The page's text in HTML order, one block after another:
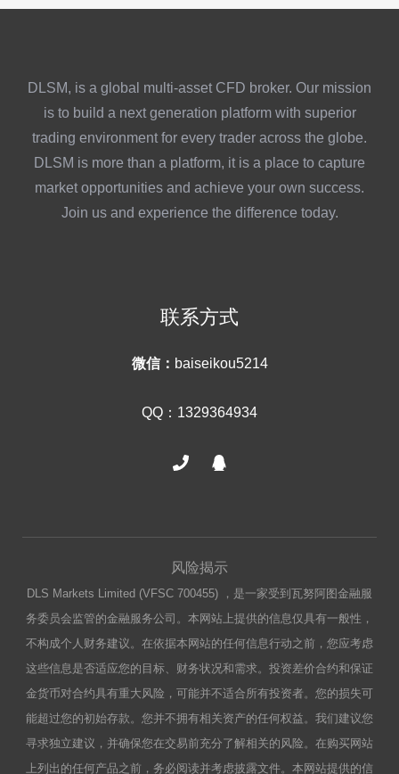
DLSM, is a global multi-asset CFD broker. Our mission
is to build a next generation platform with superior
trading environment for every trader across the globe.
DLSM is more than a platform, it is a place to capture
market opportunities and achieve your own success.
Join us and experience the difference today.
联系方式
微信： baiseikou5214
QQ：1329364934
风险揭示
DLS Markets Limited (VFSC 700455) ，是一家受到瓦努阿图金融服
务委员会监管的金融服务公司。本网站上提供的信息仅具有一般性，
不构成个人财务建议。在依据本网站的任何信息行动之前，您应考虑
这些信息是否适应您的目标、财务状况和需求。投资差价合约和保证
金货币对合约具有重大风险，可能并不适合所有投资者。您的损失可
能超过您的初始存款。您并不拥有相关资产的任何权益。我们建议您
寻求独立建议，并确保您在交易前充分了解相关的风险。在购买网站
上列出的任何产品之前，务必阅读并考虑披露文件。本网站提供的信